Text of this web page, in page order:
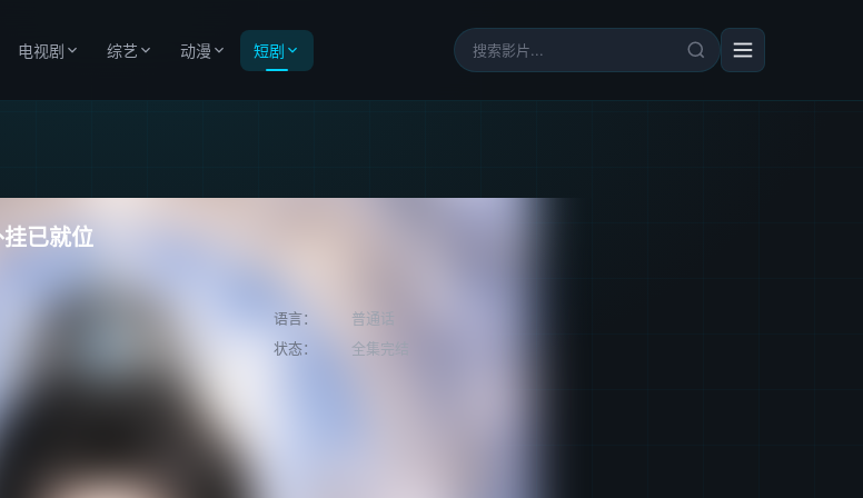
电视剧 综艺 动漫 短剧
已就位
语言：
普通话
状态： 全集完结